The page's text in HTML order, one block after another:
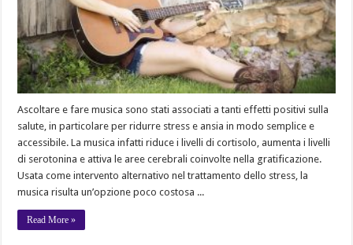
Ascoltare e fare musica sono stati associati a tanti effetti positivi sulla
salute, in particolare per ridurre stress e ansia in modo semplice e
accessibile. La musica infatti riduce i livelli di cortisolo, aumenta i livelli
di serotonina e attiva le aree cerebrali coinvolte nella gratificazione.
Usata come intervento alternativo nel trattamento dello stress, la
musica risulta un’opzione poco costosa ...
Read More »